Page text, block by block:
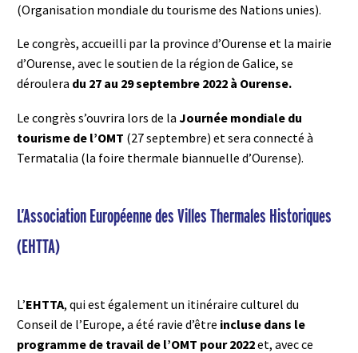
(Organisation mondiale du tourisme des Nations unies).
Le congrès, accueilli par la province d’Ourense et la mairie
d’Ourense, avec le soutien de la région de Galice, se
déroulera du 27 au 29 septembre 2022 à Ourense.
Le congrès s’ouvrira lors de la Journée mondiale du
tourisme de l’OMT (27 septembre) et sera connecté à
Termatalia (la foire thermale biannuelle d’Ourense).
L’Association Européenne des Villes Thermales Historiques
(EHTTA)
L’EHTTA, qui est également un itinéraire culturel du
Conseil de l’Europe, a été ravie d’être incluse dans le
programme de travail de l’OMT pour 2022et, avec ce